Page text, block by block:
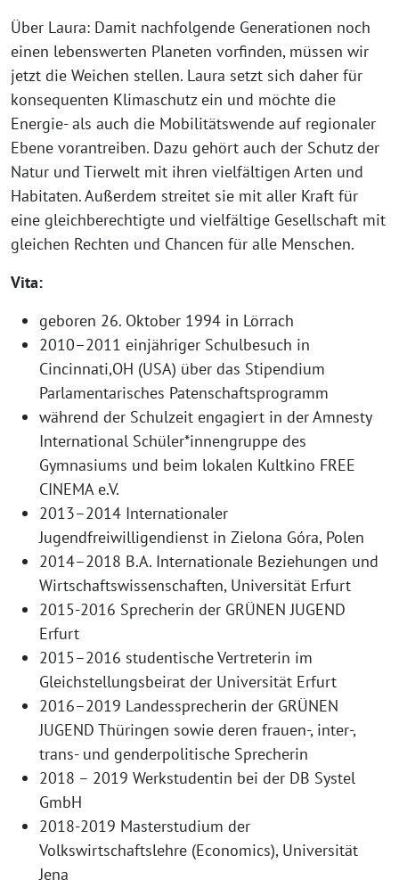
Über Laura: Damit nachfolgende Generationen noch
einen lebenswerten Planeten vorfinden, müssen wir
jetzt die Weichen stellen. Laura setzt sich daher für
konsequenten Klimaschutz ein und möchte die
Energie- als auch die Mobilitätswende auf regionaler
Ebene vorantreiben. Dazu gehört auch der Schutz der
Natur und Tierwelt mit ihren vielfältigen Arten und
Habitaten. Außerdem streitet sie mit aller Kraft für
eine gleichberechtigte und vielfältige Gesellschaft mit
gleichen Rechten und Chancen für alle Menschen.
Vita:
geboren 26. Oktober 1994 in Lörrach
2010–2011 einjähriger Schulbesuch in
Cincinnati,OH (USA) über das Stipendium
Parlamentarisches Patenschaftsprogramm
während der Schulzeit engagiert in der Amnesty
International Schüler*innengruppe des
Gymnasiums und beim lokalen Kultkino FREE
CINEMA e.V.
2013–2014 Internationaler
Jugendfreiwilligendienst in Zielona Góra, Polen
2014–2018 B.A. Internationale Beziehungen und
Wirtschaftswissenschaften, Universität Erfurt
2015-2016 Sprecherin der GRÜNEN JUGEND
Erfurt
2015–2016 studentische Vertreterin im
Gleichstellungsbeirat der Universität Erfurt
2016–2019 Landessprecherin der GRÜNEN
JUGEND Thüringen sowie deren frauen-, inter-,
trans- und genderpolitische Sprecherin
2018 – 2019 Werkstudentin bei der DB Systel
GmbH
2018-2019 Masterstudium der
Volkswirtschaftslehre (Economics), Universität
Jena